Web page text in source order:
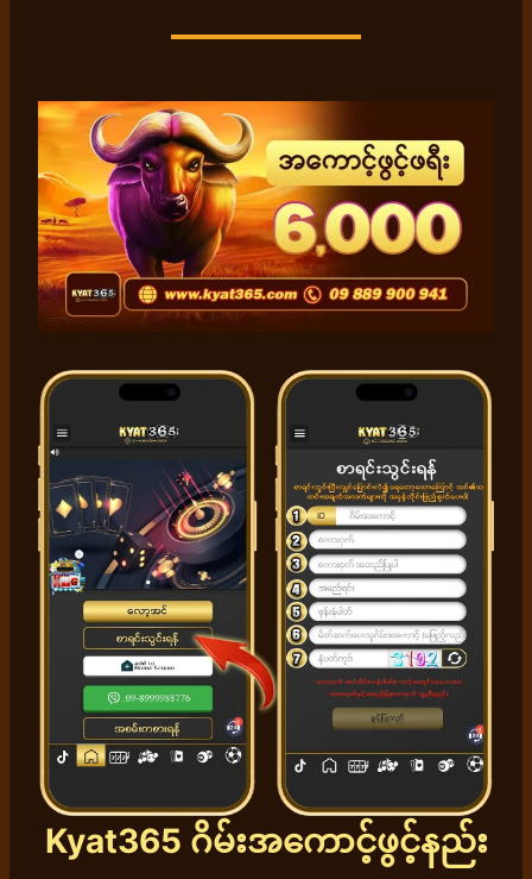
Kyat365 ဂိမ်းအကောင့်ဖွင့်နည်း